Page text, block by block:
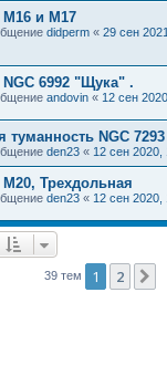
М16 и М17
didperm « 29 сен
6992 "Щука" .
andovin « 12 сен
туманность NGC
den23 « 12 сен 2020,
Трехдольная
den23 « 12 сен 2020,
39 тем 1 2